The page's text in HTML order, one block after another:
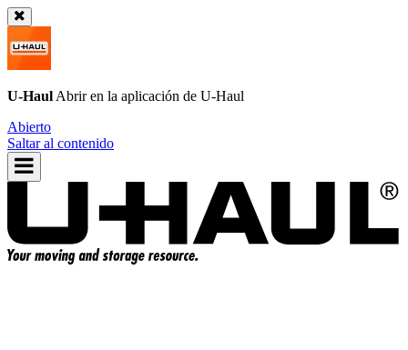
U-Haul Abrir en la aplicación de U-Haul
Abierto
Saltar al contenido